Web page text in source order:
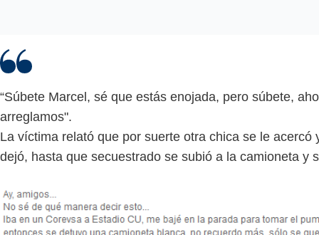
“Súbete Marcel, sé que estás enojada, pero súbete,
arreglamos".
La víctima relató que por suerte otra chica se le acercó
dejó, hasta que secuestrado se subió a la camioneta y